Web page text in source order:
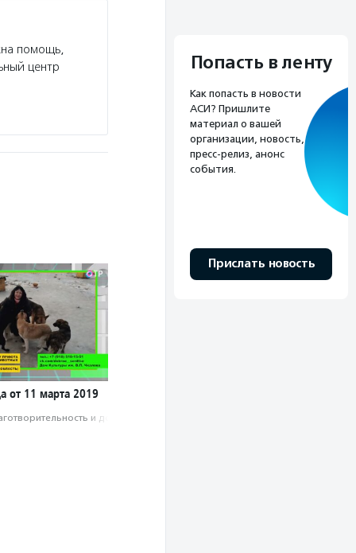
помощь,
центр
от 11 марта 2019
и доброволь­чест­во
Попасть в ленту
Как попасть в новости
АСИ? Пришлите
материал о вашей
организации, новость,
пресс-релиз, анонс
события.
Прислать новость